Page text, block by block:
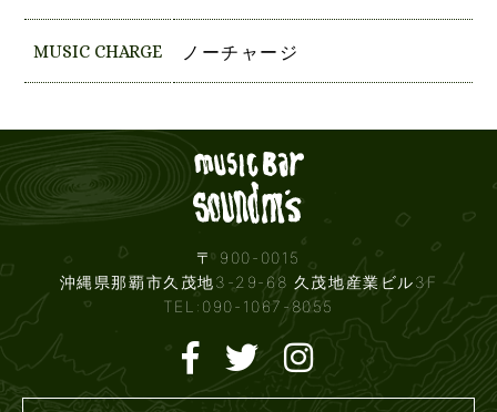
MUSIC CHARGE ノーチャージ
〒 900-0015
沖縄県那覇市久茂地3-29-68 久茂地産業ビル3F
TEL:090-1067-8055